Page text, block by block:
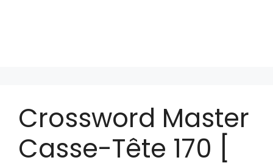
Crossword Master
Casse-Tête 170 [